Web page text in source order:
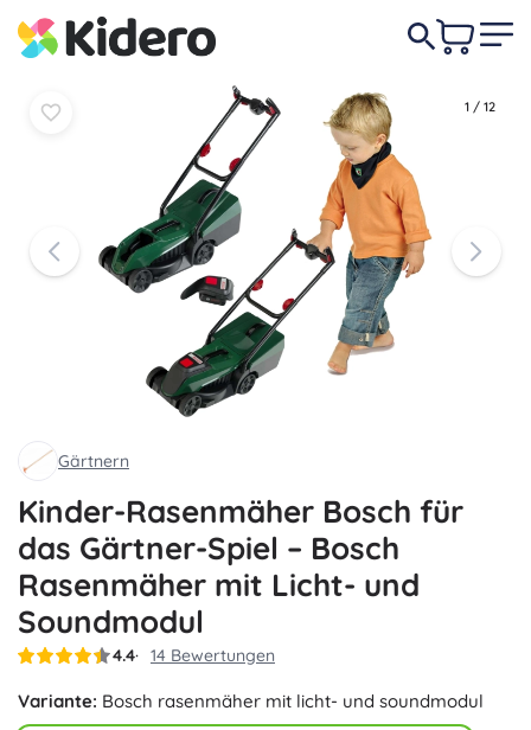
1 / 12
Gärtnern
Kinder-Rasenmäher Bosch für
das Gärtner-Spiel – Bosch
Rasenmäher mit Licht- und
Soundmodul
4.4 14 Bewertungen
Variante: Bosch rasenmäher mit licht- und soundmodul
40,50 €
In den